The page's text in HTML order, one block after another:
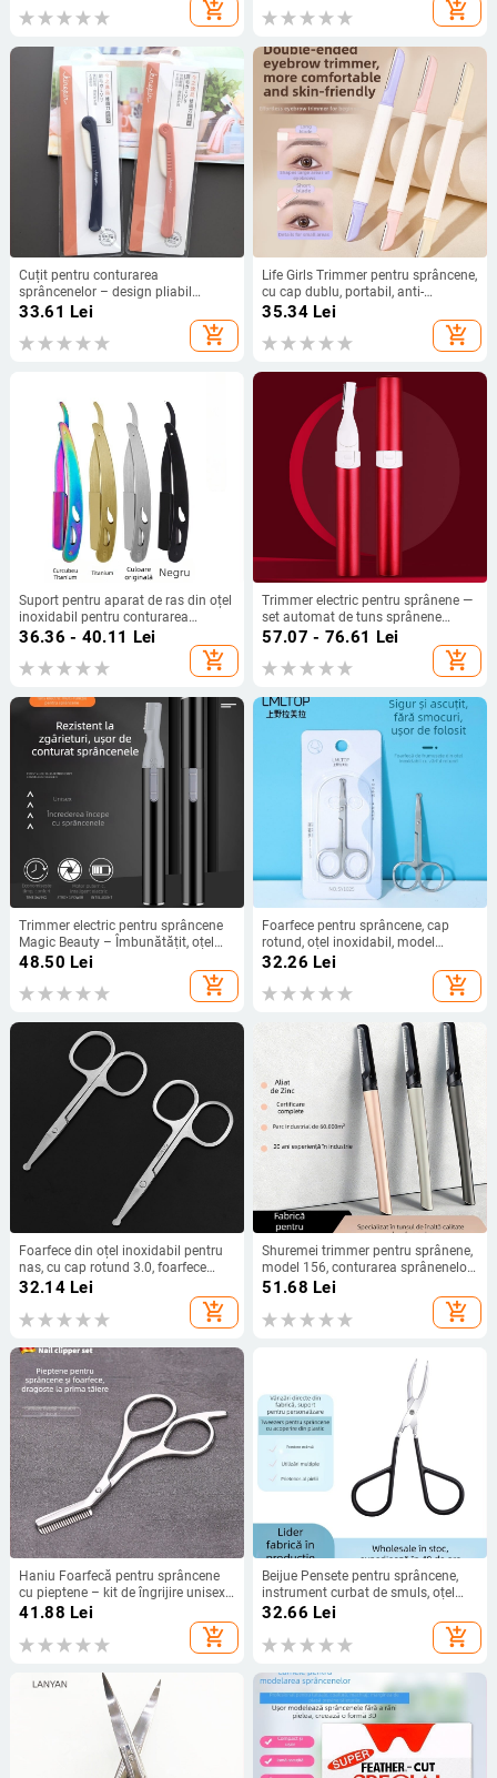
add_shopping_cart add_shopping_cart
Cuțit pentru conturarea
sprâncenelor – design pliabil
antiderapant, oțel inoxidabil, lamă
ascuțită, Brand: KINEPIN/Today’s
Escape, Origine: Guangzhou
33.61 Lei
add_shopping_cart
Life Girls Trimmer pentru sprâncene,
cu cap dublu, portabil, anti-
zgârieturi, sigur pentru începători,
35.34Lei
add_shopping_cart
Suport pentru aparat de ras din oțel
inoxidabil pentru conturarea
sprâncenelor, aparat de ras manual,
design clasic, imprimare logo
36.36 - 40.11 Lei
add_shopping_cart
Trimmer electric pentru sprânene —
set automat de tuns sprânene
pentru începători
57.07 - 76.61 Lei
add_shopping_cart
Trimmer electric pentru sprâncene
Magic Beauty – Îmbunătățit, oțel
inoxidabil, dimensiuni 1.4×13.1 cm,
48.50 Lei
add_shopping_cart
Foarfece pentru sprâncene, cap
rotund, oțel inoxidabil, model
SY1025, pentru tăierea
32.26 Lei
add_shopping_cart
Foarfece din oțel inoxidabil pentru
nas, cu cap rotund 3.0, foarfece
pentru sprâncene și instrumente de
32.14Lei
add_shopping_cart
Shuremei trimmer pentru sprânene,
model 156, conturarea sprânenelor,
instrument cosmetic
51.68 Lei
add_shopping_cart
Haniu Foarfecă pentru sprâncene
cu pieptene – kit de îngrijire unisex,
set mic de cuțite pentru tăiat
sprâncene – Model BF-JD-8842-1
41.88 Lei
add_shopping_cart
Beijue Pensete pentru sprâncene,
instrument curbat de smuls, oțel
carbon, origine Yangjiang
32.66 Lei
add_shopping_cart